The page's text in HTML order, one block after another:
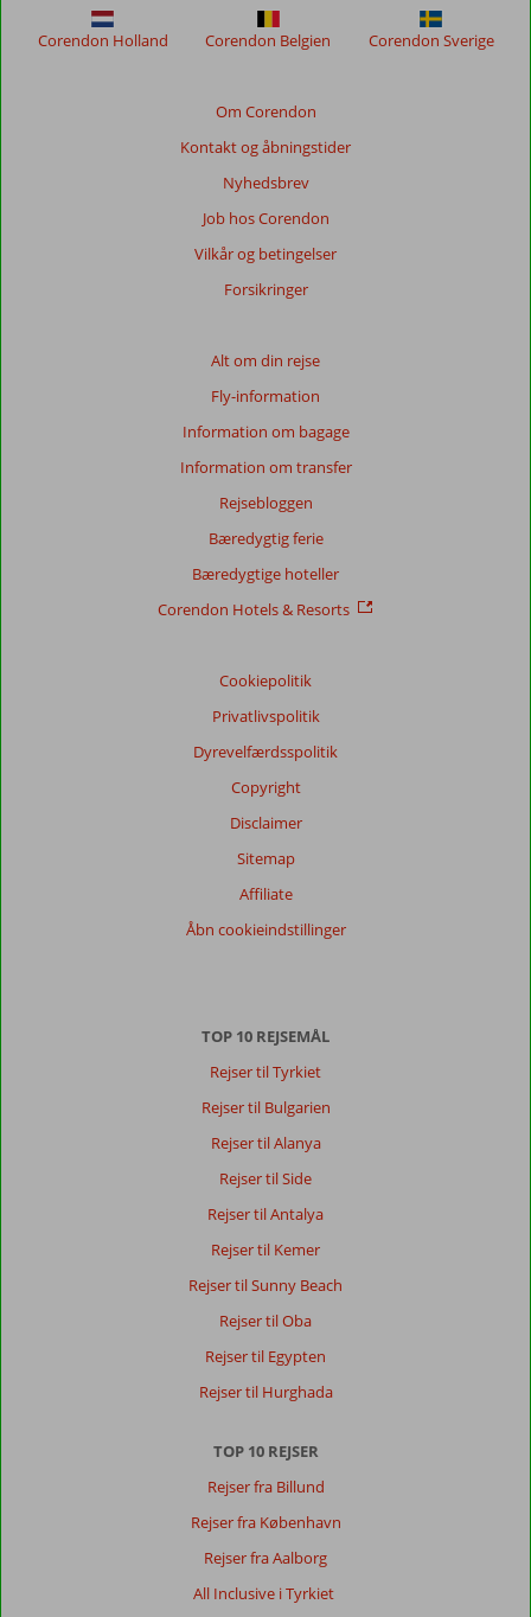
sikre
relevansen
Om Corendon
Kontakt og åbningstider
Nyhedsbrev
Job hos Corendon
Vilkår og betingelser
Forsikringer
Alt om din rejse
Fly-information
Information om bagage
Information om transfer
Rejsebloggen
Bæredygtig ferie
Bæredygtige hoteller
Corendon Hotels & Resorts
Cookiepolitik
Privatlivspolitik
Dyrevelfærdsspolitik
Copyright
Disclaimer
Sitemap
Affiliate
Åbn cookieindstillinger
Corendon Holland Corendon Belgien Corendon Sverige
TOP 10 REJSEMÅL
Rejser til Tyrkiet
Rejser til Bulgarien
Rejser til Alanya
Rejser til Side
Rejser til Antalya
Rejser til Kemer
Rejser til Sunny Beach
Rejser til Oba
Rejser til Egypten
Rejser til Hurghada
TOP 10 REJSER
Rejser fra Billund
Rejser fra København
Rejser fra Aalborg
All Inclusive i Tyrkiet